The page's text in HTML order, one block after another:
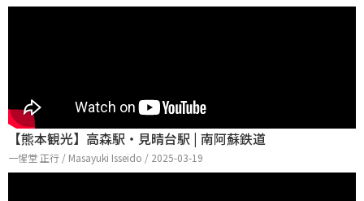
【熊本観光】高森駅・見晴台駅 | 南阿蘇鉄道
一惺堂 正行 / Masayuki Isseido / 2025-03-19